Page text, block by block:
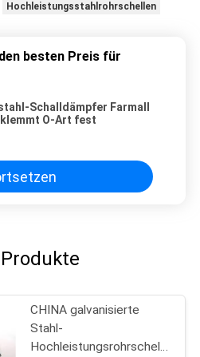
Hochleistungsstahlrohrschellen
besten Preis für
Schalldämpfer Farmall
klemmt O-Art fest
CHINA galvanisierte
Stahl-
Hochleistungsrohrschellen